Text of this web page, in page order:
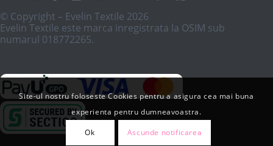
© Copyright – Evelin Textile 2026
Evelin Textile este marca inregistrata la OSIM sub
numarul 018772265.
Site-ul nostru foloseste Cookies pentru a asigura cea mai buna
experienta pentru dumneavoastra.
Ok Ascunde notificarea